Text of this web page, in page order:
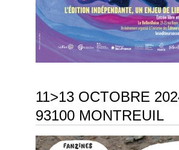
11>13 OCTOBRE
93100 MONTREUIL